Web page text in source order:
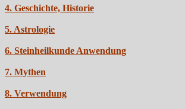
4. Geschichte, Historie
5. Astrologie
6. Steinheilkunde Anwendung
7. Mythen
8. Verwendung